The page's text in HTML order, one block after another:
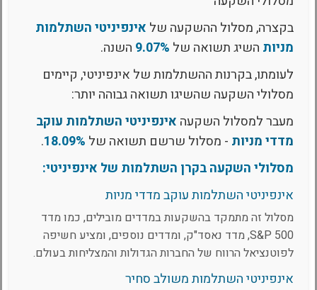
בקצרה, מסלול ההשקעה של אינפיניטי השתלמות
מניות השיג תשואה של 9.07% השנה.
לעומתו, בקרנות ההשתלמות של אינפיניטי, קיימים
מסלולי השקעה שהשיגו תשואה גבוהה יותר:
מעבר למסלול השקעה אינפיניטי השתלמות עוקב
מדדי מניות - מסלול שרשם תשואה של 18.09%
.
מסלולי השקעה בקרן השתלמות של אינפיניטי:
אינפיניטי השתלמות עוקב מדדי מניות
מסלול זה מתמקד בהשקעות במדדים מובילים, כמו מדד
S&P 500, מדד נאסד"ק, ומדדים נוספים, ומציע חשיפה
לפוטנציאל הרווח של החברות הגדולות והמצליחות בעולם.
אינפיניטי השתלמות משולב סחיר